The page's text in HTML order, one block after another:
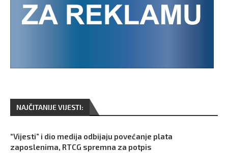
NAJČITANIJE VIJESTI:
“Vijesti” i dio medija odbijaju povećanje plata
zaposlenima, RTCG spremna za potpis